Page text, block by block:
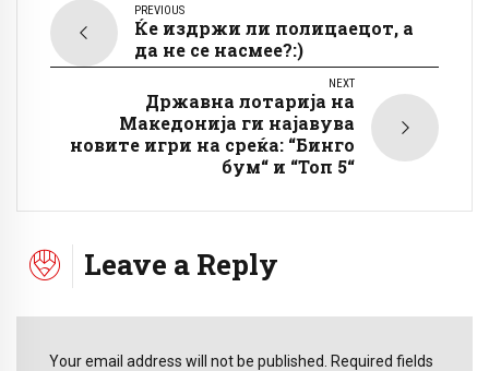
PREVIOUS
Ќе издржи ли полицаецот, а
да не се насмее?:)
NEXT
Државна лотарија на
Македонија ги најавува
новите игри на среќа: “Бинго
бум“ и “Топ 5“
Leave a Reply
Your email address will not be published. Required fields